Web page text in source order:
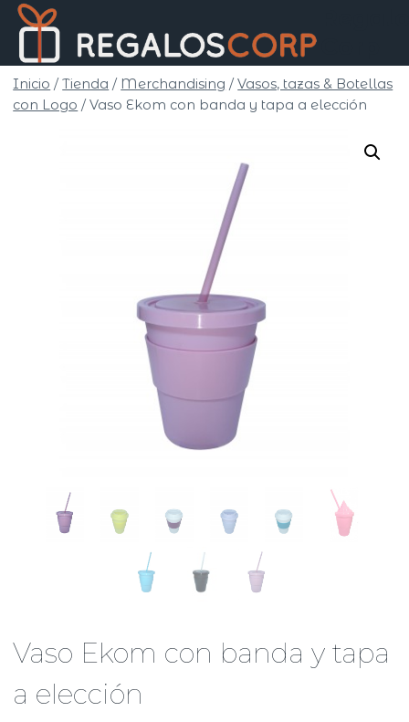
Saltar
contenido
Inicio / Tienda / Merchandising / Vasos, tazas & Botellas
con Logo / Vaso Ekom con banda y tapa a elección
Vaso Ekom con banda y tapa
a elección